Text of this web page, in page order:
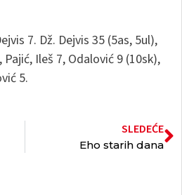
7. Dž. Dejvis 35 (5as, 5ul),
Ileš 7, Odalović 9 (10sk),
5.
SLEDEĆE
Eho starih dana